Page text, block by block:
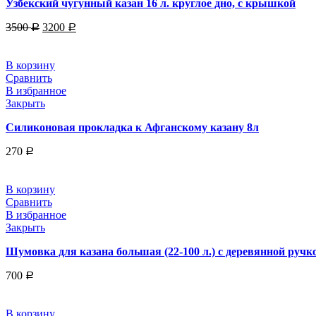
Узбекский чугунный казан 16 л. круглое дно, с крышкой
3500Р 3200 Р
В корзину
Сравнить
В избранное
Закрыть
Силиконовая прокладка к Афганскому казану 8л
270 Р
В корзину
Сравнить
В избранное
Закрыть
Шумовка для казана большая (22-100 л.) с деревянной
700 Р
В корзину